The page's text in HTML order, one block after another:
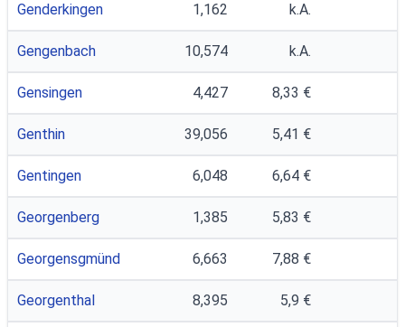
Genderkingen 1,162 k.A.
Gengenbach 10,574 k.A.
Gensingen 4,427 8,33 €
Genthin 39,056 5,41 €
Gentingen 6,048 6,64 €
Georgenberg 1,385 5,83 €
Georgensgmünd 6,663 7,88 €
Georgenthal 8,395 5,9 €